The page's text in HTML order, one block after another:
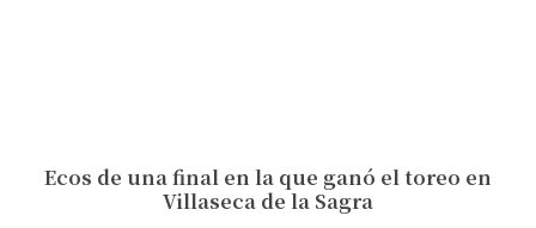
Ecos de una final en la que ganó el toreo en
Villaseca de la Sagra